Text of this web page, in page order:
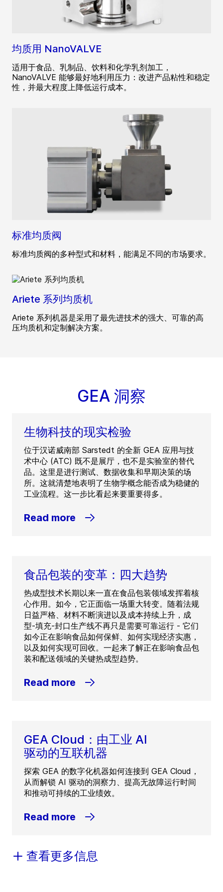
均质用 NanoVALVE
适用于食品、乳制品、饮料和化学乳剂加工，
NanoVALVE 能够最好地利用压力：改进产品粘性和稳定
性，并最大程度上降低运行成本。
标准均质阀
标准均质阀的多种型式和材料，能满足不同的市场要求。
Ariete 系列均质机
Ariete 系列机器是采用了最先进技术的强大、可靠的高
压均质机和定制解决方案。
GEA 洞察
生物科技的现实检验
位于汉诺威南部 Sarstedt 的全新 GEA 应用与技
术中心 (ATC) 既不是展厅，也不是实验室的替代
品。这里是进行测试、数据收集和早期决策的场
所。这就清楚地表明了生物学概念能否成为稳健的
工业流程。这一步比看起来要重要得多。
Read more
食品包装的变革：四大趋势
热成型技术长期以来一直在食品包装领域发挥着核
心作用。如今，它正面临一场重大转变。随着法规
日益严格、材料不断演进以及成本持续上升，成
型-填充-封口生产线不再只是需要可靠运行 - 它们
如今正在影响食品如何保鲜、如何实现经济实惠，
以及如何实现可回收。一起来了解正在影响食品包
装和配送领域的关键热成型趋势。
Read more
GEA Cloud：由工业 AI
驱动的互联机器
探索 GEA 的数字化机器如何连接到 GEA Cloud，
从而解锁 AI 驱动的洞察力、提高无故障运行时间
和推动可持续的工业绩效。
Read more
查看更多信息